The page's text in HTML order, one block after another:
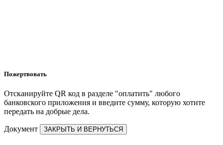
Пожертвовать
Отсканируйте QR код в разделе "оплатить" любого
банковского приложения и введите сумму, которую хотите
передать на добрые дела.
Документ ЗАКРЫТЬ И ВЕРНУТЬСЯ